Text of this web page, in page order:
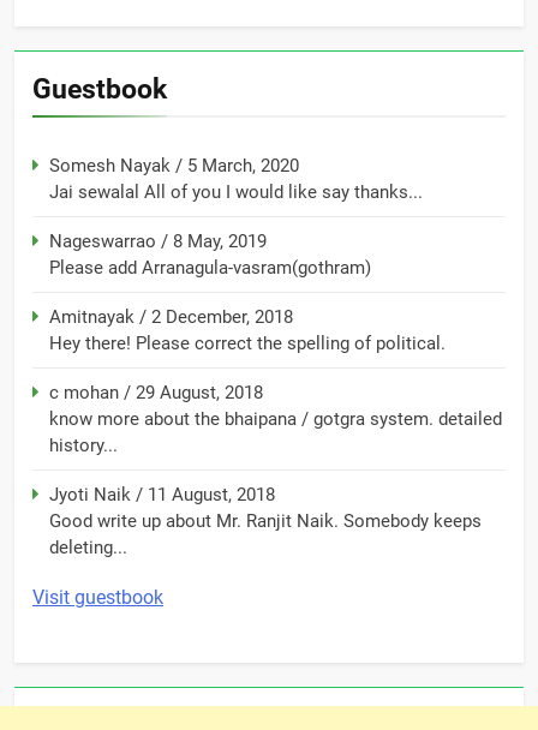
Guestbook
Somesh Nayak / 5 March, 2020
Jai sewalal All of you I would like say thanks...
Nageswarrao / 8 May, 2019
Please add Arranagula-vasram(gothram)
Amitnayak / 2 December, 2018
Hey there! Please correct the spelling of political.
c mohan / 29 August, 2018
know more about the bhaipana / gotgra system. detailed
history...
Jyoti Naik / 11 August, 2018
Good write up about Mr. Ranjit Naik. Somebody keeps
deleting...
Visit guestbook